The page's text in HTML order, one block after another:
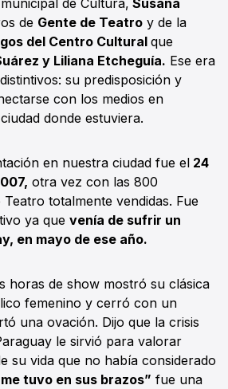
de Cultura, Susana
de Gente de Teatro y de la
del Centro Cultural que
y Liliana Etcheguía. Ese era
su predisposición y
con los medios en
donde estuviera.
en nuestra ciudad fue el 24
otra vez con las 800
Teatro totalmente vendidas. Fue
ya que venía de sufrir un
en mayo de ese año.
horas de show mostró su clásica
femenino y cerró con un
una ovación. Dijo que la crisis
le sirvió para valorar
su vida que no había considerado
tuvo en sus brazos” fue una